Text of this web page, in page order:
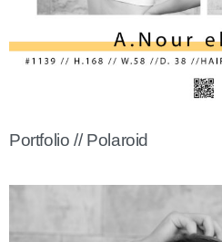
Portfolio // Polaroid